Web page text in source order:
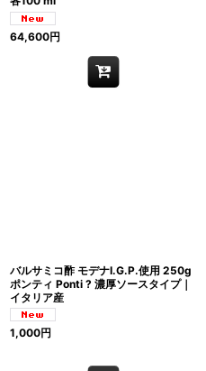
64,600円
バルサミコ酢 モデナI.G.P.使用 250g
ポンティ Ponti ? 濃厚ソースタイプ｜
イタリア産
1,000円